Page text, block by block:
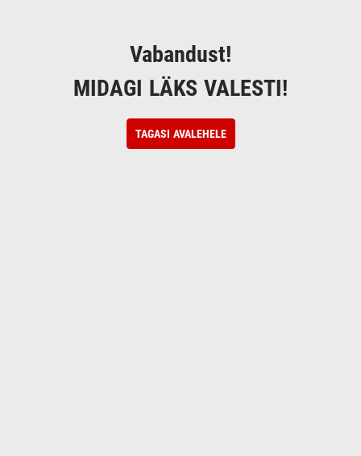
Vabandust!
MIDAGI LÄKS VALESTI!
TAGASI AVALEHELE